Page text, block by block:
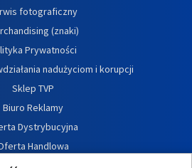
fotograficzny
(znaki)
Prywatności
nadużyciom i korupcji
Sklep TVP
Biuro Reklamy
Dystrybucyjna
Handlowa
Dostępność